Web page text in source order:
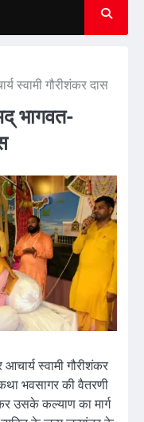
स्वामी गौरीशंकर दास
भागवत-
आचार्य स्वामी गौरीशंकर
भवसागर की वैतरणी
उसके कल्याण का मार्ग